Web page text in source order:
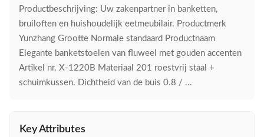
Productbeschrijving: Uw zakenpartner in banketten,
bruiloften en huishoudelijk eetmeubilair. Productmerk
Yunzhang Grootte Normale standaard Productnaam
Elegante banketstoelen van fluweel met gouden accenten
Artikel nr. X-1220B Materiaal 201 roestvrij staal +
schuimkussen. Dichtheid van de buis 0.8 / ...
Key Attributes